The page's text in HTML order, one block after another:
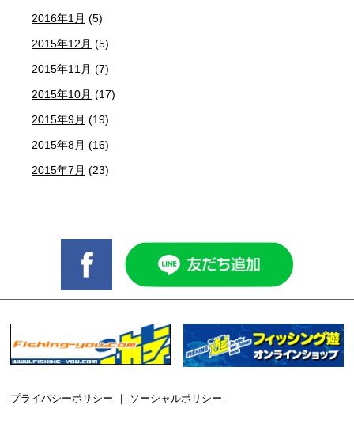
2016年1月 (5)
2015年12月 (5)
2015年11月 (7)
2015年10月 (17)
2015年9月 (19)
2015年8月 (16)
2015年7月 (23)
プライバシーポリシー ソーシャルポリシー